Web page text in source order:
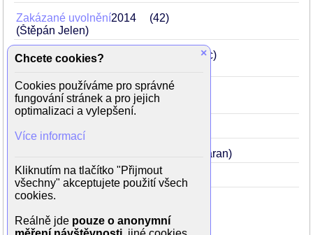
Zakázané uvolnění2014
42
(Štěpán Jelen)
Krásno 2014 Lots
(Adam Němec)
Occamova břitva2013
41
(Libor Vavruška)
Perfect Days 2011
(Tomáš Baran)
Den, kdy nevyšlo slunce2001 29
×
Chcete cookies?
Cookies používáme pro správné
fungování stránek a pro jejich
optimalizaci a vylepšení.
Více informací
Kliknutím na tlačítko "Přijmout
všechny" akceptujete použití všech
cookies.
Reálně jde pouze o anonymní